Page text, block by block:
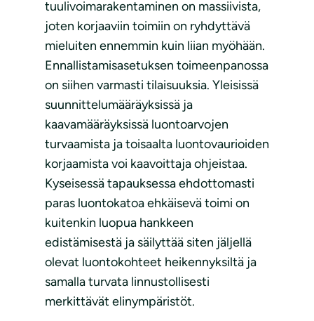
tuulivoimarakentaminen on massiivista,
joten korjaaviin toimiin on ryhdyttävä
mieluiten ennemmin kuin liian myöhään.
Ennallistamisasetuksen toimeenpanossa
on siihen varmasti tilaisuuksia. Yleisissä
suunnittelumääräyksissä ja
kaavamääräyksissä luontoarvojen
turvaamista ja toisaalta luontovaurioiden
korjaamista voi kaavoittaja ohjeistaa.
Kyseisessä tapauksessa ehdottomasti
paras luontokatoa ehkäisevä toimi on
kuitenkin luopua hankkeen
edistämisestä ja säilyttää siten jäljellä
olevat luontokohteet heikennyksiltä ja
samalla turvata linnustollisesti
merkittävät elinympäristöt.